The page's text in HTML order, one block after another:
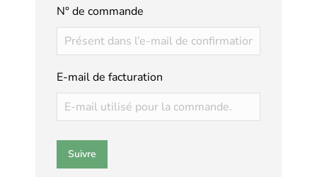
N° de commande
E-mail de facturation
Suivre